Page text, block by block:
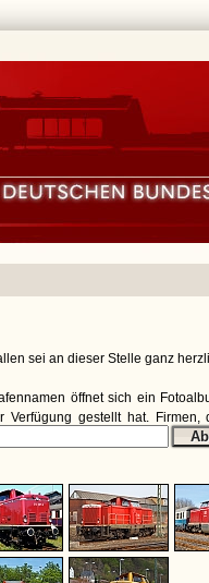
sei an dieser Stelle ganz
öffnet sich ein
gestellt hat. Firmen,